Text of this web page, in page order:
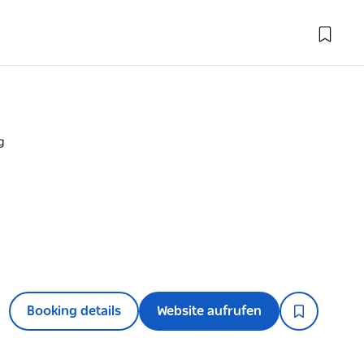
Booking details Website aufrufen